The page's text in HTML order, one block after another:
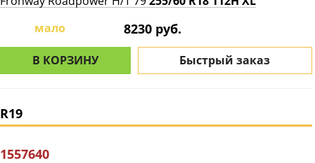
мало
8230 руб.
В КОРЗИНУ Быстрый заказ
R19
1557640